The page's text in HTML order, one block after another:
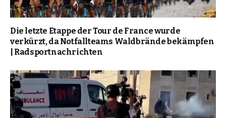
Die letzte Etappe der Tour de France wurde
verkürzt, da Notfallteams Waldbrände bekämpfen
| Radsportnachrichten